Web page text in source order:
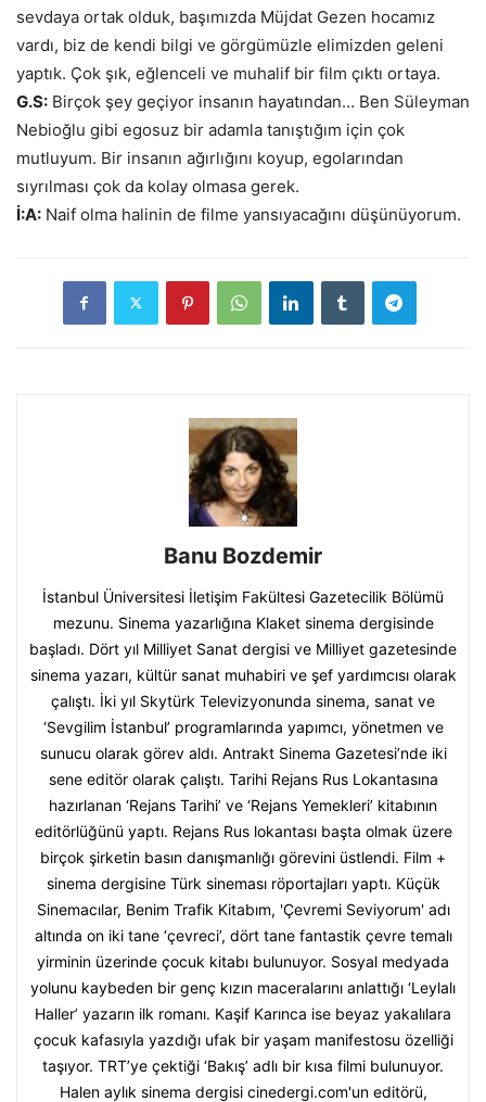
sevdaya ortak olduk, başımızda Müjdat Gezen hocamız
vardı, biz de kendi bilgi ve görgümüzle elimizden geleni
yaptık. Çok şık, eğlenceli ve muhalif bir film çıktı ortaya.
G.S: Birçok şey geçiyor insanın hayatından… Ben Süleyman
Nebioğlu gibi egosuz bir adamla tanıştığım için çok
mutluyum. Bir insanın ağırlığını koyup, egolarından
sıyrılması çok da kolay olmasa gerek.
İ:A: Naif olma halinin de filme yansıyacağını düşünüyorum.
Banu Bozdemir
İstanbul Üniversitesi İletişim Fakültesi Gazetecilik Bölümü
mezunu. Sinema yazarlığına Klaket sinema dergisinde
başladı. Dört yıl Milliyet Sanat dergisi ve Milliyet gazetesinde
sinema yazarı, kültür sanat muhabiri ve şef yardımcısı olarak
çalıştı. İki yıl Skytürk Televizyonunda sinema, sanat ve
‘Sevgilim İstanbul’ programlarında yapımcı, yönetmen ve
sunucu olarak görev aldı. Antrakt Sinema Gazetesi’nde iki
sene editör olarak çalıştı. Tarihi Rejans Rus Lokantasına
hazırlanan ‘Rejans Tarihi’ ve ‘Rejans Yemekleri’ kitabının
editörlüğünü yaptı. Rejans Rus lokantası başta olmak üzere
birçok şirketin basın danışmanlığı görevini üstlendi. Film +
sinema dergisine Türk sineması röportajları yaptı. Küçük
Sinemacılar, Benim Trafik Kitabım, 'Çevremi Seviyorum' adı
altında on iki tane ‘çevreci’, dört tane fantastik çevre temalı
yirminin üzerinde çocuk kitabı bulunuyor. Sosyal medyada
yolunu kaybeden bir genç kızın maceralarını anlattığı ‘Leylalı
Haller’ yazarın ilk romanı. Kaşif Karınca ise beyaz yakalılara
çocuk kafasıyla yazdığı ufak bir yaşam manifestosu özelliği
taşıyor. TRT’ye çektiği ‘Bakış’ adlı bir kısa filmi bulunuyor.
Halen aylık sinema dergisi cinedergi.com'un editörü,